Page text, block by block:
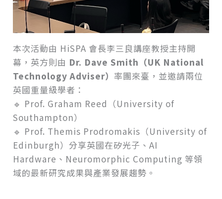
本次活動由 HiSPA 會長李三良講座教授主持開
幕，英方則由 Dr. Dave Smith（UK National
Technology Adviser） 率團來臺，並邀請兩位
英國重量級學者：
🔹 Prof. Graham Reed（University of
Southampton）
🔹 Prof. Themis Prodromakis（University of
Edinburgh）分享英國在矽光子、AI
Hardware、Neuromorphic Computing 等領
域的最新研究成果與產業發展趨勢。